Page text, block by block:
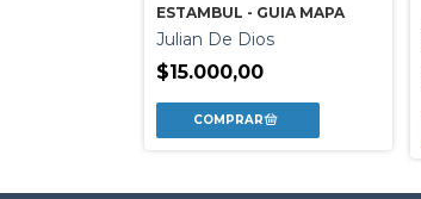
ESTAMBUL - GUIA MAPA
Julian De Dios
$15.000,00